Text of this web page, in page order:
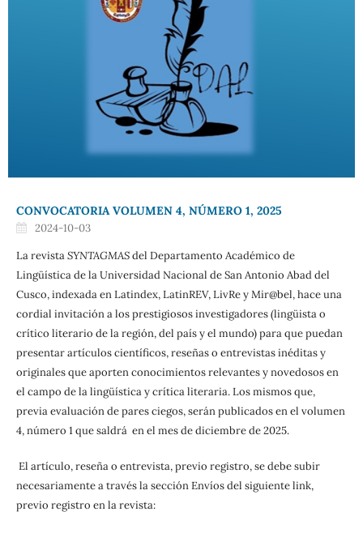
CONVOCATORIA VOLUMEN 4, NÚMERO 1, 2025
2024-10-03
La revistaSYNTAGMASdel Departamento Académico de
Lingüística de la Universidad Nacional de San Antonio Abad del
Cusco, indexada en Latindex, LatinREV, LivRe y Mir@bel, hace una
cordial invitación a los prestigiosos investigadores (lingüista o
crítico literario de la región, del país y el mundo) para que puedan
presentar artículos científicos, reseñas o entrevistas inéditas y
originales que aporten conocimientos relevantes y novedosos en
el campo de la lingüística y crítica literaria. Los mismos que,
previa evaluación de pares ciegos, serán publicados en el volumen
4, número 1 que saldrá en el mes de diciembre de 2025.
El artículo, reseña o entrevista, previo registro, se debe subir
necesariamente a través la sección Envíos del siguiente link,
previo registro en la revista: